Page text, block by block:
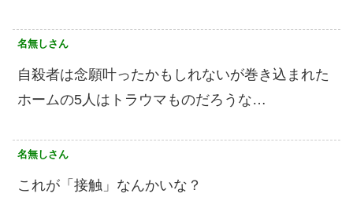
名無しさん
自殺者は念願叶ったかもしれないが巻き込まれた
ホームの5人はトラウマものだろうな…
名無しさん
これが「接触」なんかいな？